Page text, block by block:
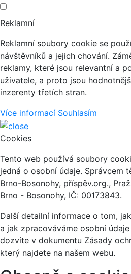
Reklamní
Reklamní soubory cookie se
návštěvníků a jejich chování.
reklamy, které jsou relevantní a
uživatele, a proto jsou
inzerenty třetích stran.
Více informací Souhlasím
Cookies
Tento web používá soubory
jedná o osobní údaje. Správcem
Brno-Bosonohy, příspěv.org.,
Brno - Bosonohy, IČ: 00173843.
Další detailní informace o tom,
a jak zpracováváme osobní
dozvíte v dokumentu Zásady
který najdete na našem webu.